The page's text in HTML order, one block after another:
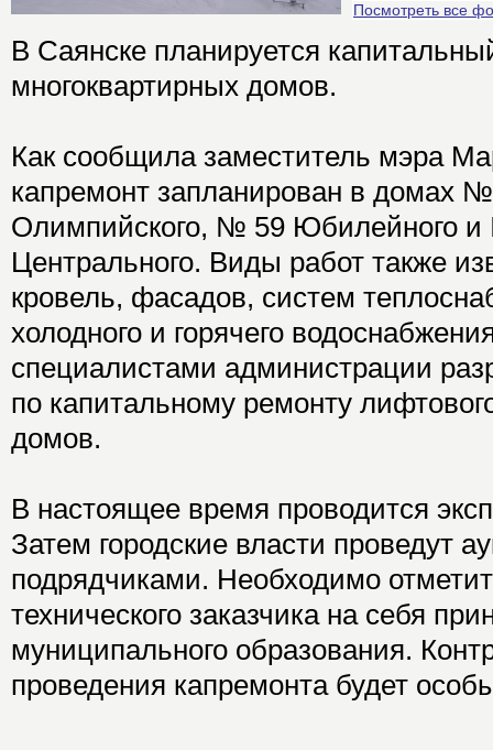
Посмотреть все
В Саянске планируется
многоквартирных домов.
Как сообщила заместитель мэра
капремонт запланирован в домах
Олимпийского, № 59 Юбилейного
Центрального. Виды работ также
кровель, фасадов, систем
холодного и горячего
специалистами администрации
по капитальному ремонту
домов.
В настоящее время проводится
Затем городские власти проведут
подрядчиками. Необходимо
технического заказчика на себя
муниципального образования.
проведения капремонта будет